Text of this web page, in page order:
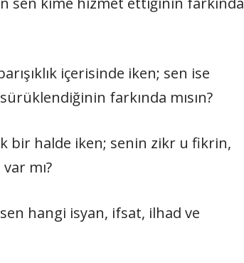
içerisinde iken; sen ise
farkında mısın?
bir halde iken; senin zikr u fikrin,
mı?
hangi isyan, ifsat, ilhad ve